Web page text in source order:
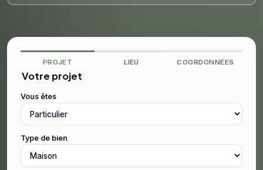
PROJET LIEU COORDONNÉES
Votre projet
Vous êtes
Type de bien